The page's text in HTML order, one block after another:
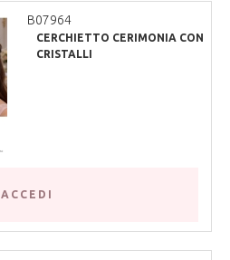
B07964
CERCHIETTO CERIMONIA CON
CRISTALLI
ACCEDI